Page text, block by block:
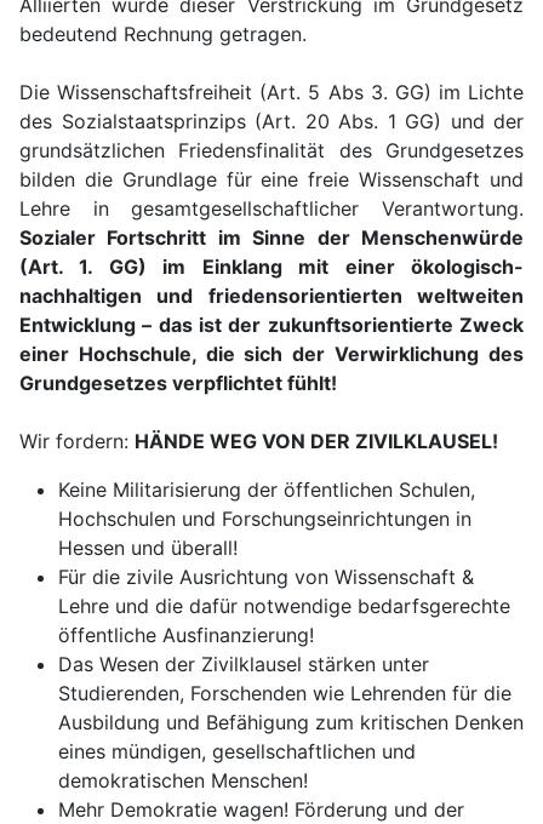
bedeutend Rechnung getragen.
Die Wissenschaftsfreiheit (Art. 5 Abs 3. GG) im Lichte
des Sozialstaatsprinzips (Art. 20 Abs. 1 GG) und der
grundsätzlichen Friedensfinalität des Grundgesetzes
bilden die Grundlage für eine freie Wissenschaft und
Lehre in gesamtgesellschaftlicher Verantwortung.
Sozialer Fortschritt im Sinne der Menschenwürde
(Art. 1. GG) im Einklang mit einer ökologisch-
nachhaltigen und friedensorientierten weltweiten
Entwicklung – das ist der zukunftsorientierte Zweck
einer Hochschule, die sich der Verwirklichung des
Grundgesetzes verpflichtet fühlt!
Wir fordern: HÄNDE WEG VON DER ZIVILKLAUSEL!
Keine Militarisierung der öffentlichen Schulen,
Hochschulen und Forschungseinrichtungen in
Hessen und überall!
Für die zivile Ausrichtung von Wissenschaft &
Lehre und die dafür notwendige bedarfsgerechte
öffentliche Ausfinanzierung!
Das Wesen der Zivilklausel stärken unter
Studierenden, Forschenden wie Lehrenden für die
Ausbildung und Befähigung zum kritischen Denken
eines mündigen, gesellschaftlichen und
demokratischen Menschen!
Mehr Demokratie wagen! Förderung und der